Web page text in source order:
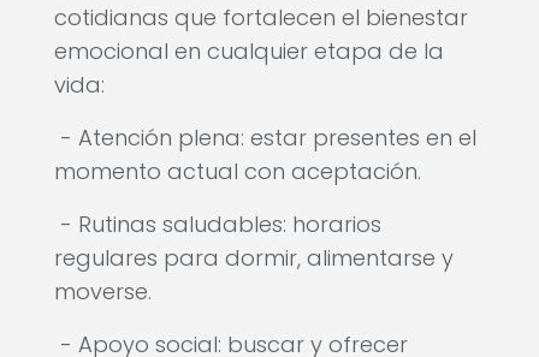
cotidianas que fortalecen el bienestar
emocional en cualquier etapa de la
vida:
- Atención plena: estar presentes en el
momento actual con aceptación.
- Rutinas saludables: horarios
regulares para dormir, alimentarse y
moverse.
- Apoyo social: buscar y ofrecer